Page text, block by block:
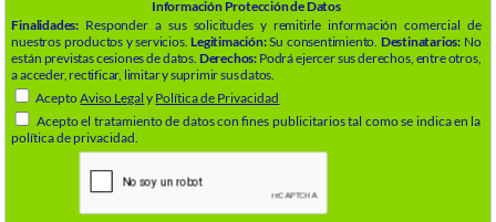
Información Protección de Datos
Finalidades: Responder a sus solicitudes y remitirle información comercial de
nuestros productos y servicios.Legitimación:Su consentimiento. Destinatarios:No
están previstas cesiones de datos. Derechos: Podrá ejercer sus derechos, entre otros,
a acceder, rectificar, limitar y suprimir sus datos.
AceptoAviso Legal y Política de Privacidad
Acepto el tratamiento de datos con fines publicitarios tal como se indica en la
política de privacidad.